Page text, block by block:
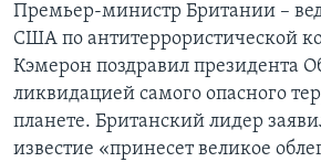
Премьер-министр Британии –
США по антитеррористической
Кэмерон поздравил президента
ликвидацией самого опасного
планете. Британский лидер
известие «принесет великое